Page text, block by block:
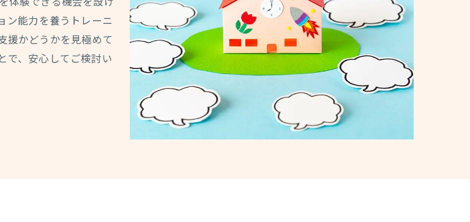
ン能力を養うトレーニ
援かどうかを見極めて
で、安心してご検討い